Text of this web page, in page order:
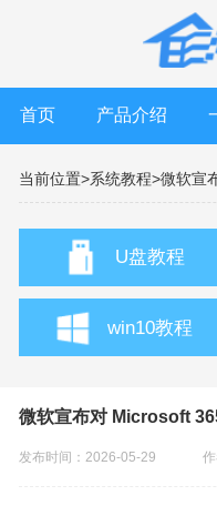
首页 产品介绍
当前位置>系统教程>
U盘教程
win10教程
微软宣布对 Microsoft
发布时间：2026-05-29